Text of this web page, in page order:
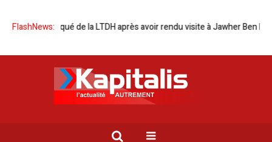
FlashNews:
Communiqué de la LTDH après avoir rendu visite à Jawher Ben